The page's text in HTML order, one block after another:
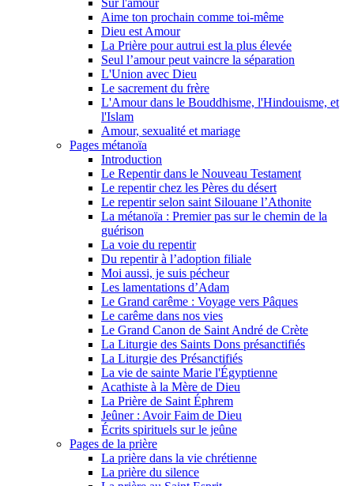
Aime ton prochain comme toi-même
Dieu est Amour
La Prière pour autrui est la plus élevée
Seul l’amour peut vaincre la séparation
L'Union avec Dieu
Le sacrement du frère
L'Amour dans le Bouddhisme, l'Hindouisme, et
l'Islam
Amour, sexualité et mariage
Pages métanoïa
Introduction
Le Repentir dans le Nouveau Testament
Le repentir chez les Pères du désert
Le repentir selon saint Silouane l’Athonite
La métanoïa : Premier pas sur le chemin de la
guérison
La voie du repentir
Du repentir à l’adoption filiale
Moi aussi, je suis pécheur
Les lamentations d’Adam
Le Grand carême : Voyage vers Pâques
Le carême dans nos vies
Le Grand Canon de Saint André de Crète
La Liturgie des Saints Dons présanctifiés
La Liturgie des Présanctifiés
La vie de sainte Marie l'Égyptienne
Acathiste à la Mère de Dieu
La Prière de Saint Éphrem
Jeûner : Avoir Faim de Dieu
Écrits spirituels sur le jeûne
Pages de la prière
La prière dans la vie chrétienne
La prière du silence